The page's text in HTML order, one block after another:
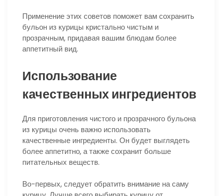
Применение этих советов поможет вам сохранить
бульон из курицы кристально чистым и
прозрачным, придавая вашим блюдам более
аппетитный вид.
Использование
качественных ингредиентов
Для приготовления чистого и прозрачного бульона
из курицы очень важно использовать
качественные ингредиенты. Он будет выглядеть
более аппетитно, а также сохранит больше
питательных веществ.
Во-первых, следует обратить внимание на саму